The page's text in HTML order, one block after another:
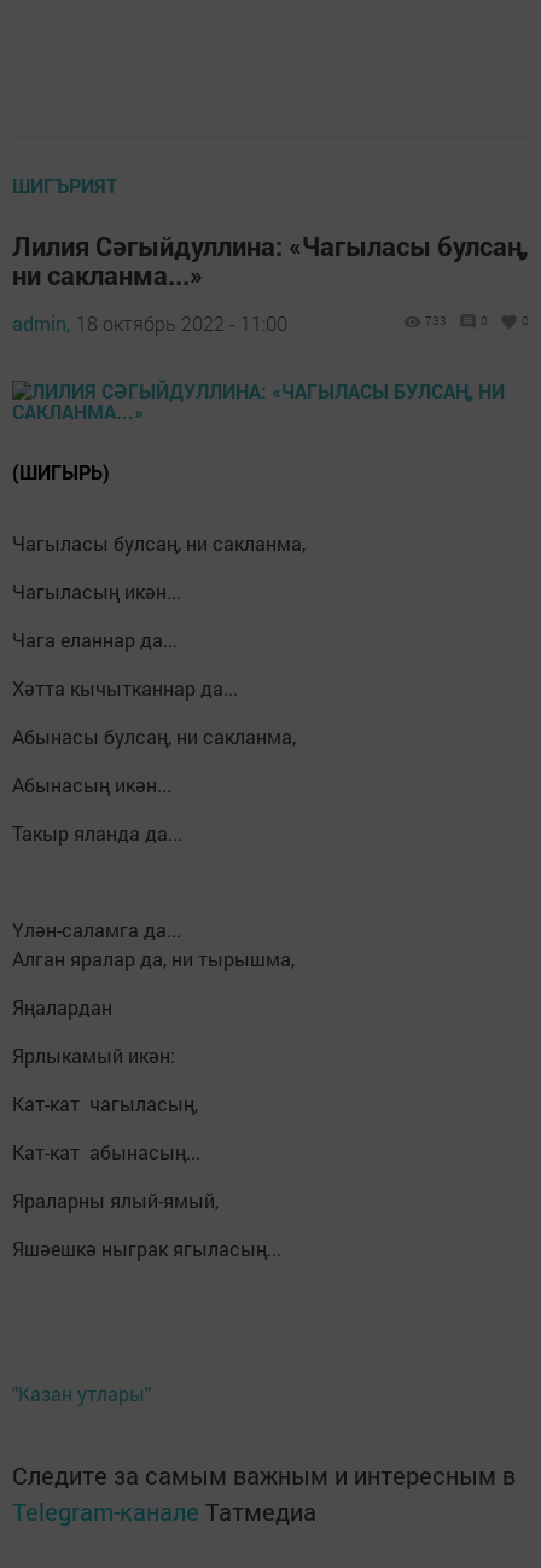
ШИГЪРИЯТ
Лилия Сәгыйдуллина: «Чагыласы булсаң,
ни сакланма...»
admin, 18 октябрь 2022 - 11:00 733 0 0
(ШИГЫРЬ)
Чагыласы булсаң, ни сакланма,
Чагыласың икән...
Чага еланнар да...
Хәтта кычытканнар да...
Абынасы булсаң, ни сакланма,
Абынасың икән...
Такыр яланда да...
Үлән-саламга да...
Алган яралар да, ни тырышма,
Яңалардан
Ярлыкамый икән:
Кат-кат чагыласың,
Кат-кат абынасың...
Яраларны ялый-ямый,
Яшәешкә ныграк ягыласың...
"Казан утлары"
Следите за самым важным и интересным в
Telegram-канале Татмедиа